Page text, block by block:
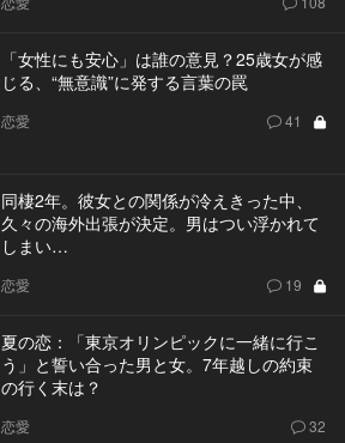
「女性にも安心」は誰の意見？25歳女が感
じる、“無意識”に発する言葉の罠
恋愛 41
同棲2年。彼女との関係が冷えきった中、
久々の海外出張が決定。男はつい浮かれて
しまい…
恋愛 19
夏の恋：「東京オリンピックに一緒に行こ
う」と誓い合った男と女。7年越しの約束
の行く末は？
恋愛 32